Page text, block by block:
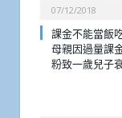
07/12/2018
課金不能當飯
母親因過量課
粉致一歲兒子